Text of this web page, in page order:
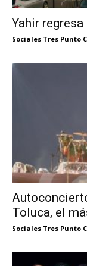
Yahir
Sociales Tres Punto
Toluca, el
Sociales Tres Punto